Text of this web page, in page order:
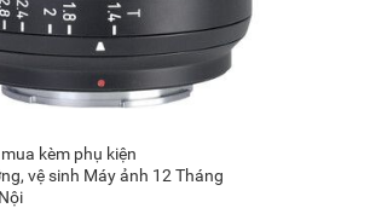
kèm phụ kiện
vệ sinh Máy ảnh 12 Tháng